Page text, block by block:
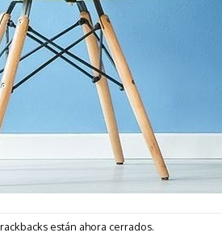
están ahora cerrados.